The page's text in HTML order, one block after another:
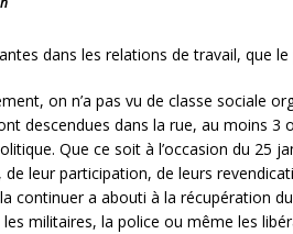
dans les relations de travail, que
on n’a pas vu de classe sociale
descendues dans la rue, au moins 3
Que ce soit à l’occasion du 25
de leur participation, de leurs
continuer a abouti à la récupération
militaires, la police ou même les